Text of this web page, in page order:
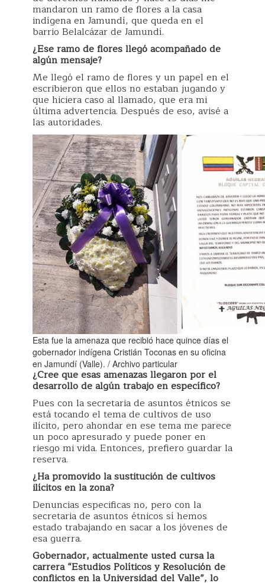
mandaron un ramo de flores a la casa
indígena en Jamundí, que queda en el
barrio Belalcázar de Jamundí.
¿Ese ramo de flores llegó acompañado de
algún mensaje?
Me llegó el ramo de flores y un papel en el
escribieron que ellos no estaban jugando y
que hiciera caso al llamado, que era mi
última advertencia. Después de eso, avisé a
las autoridades.
Esta fue la amenaza que recibió hace quince días el
gobernador indígena Cristián Toconas en su oficina
en Jamundí (Valle). / Archivo particular
¿Cree que esas amenazas llegaron por el
desarrollo de algún trabajo en específico?
Pues con la secretaria de asuntos étnicos se
está tocando el tema de cultivos de uso
ilícito, pero ahondar en ese tema me parece
un poco apresurado y puede poner en
riesgo mi vida. Entonces, prefiero guardar la
reserva.
¿Ha promovido la sustitución de cultivos
ilícitos en la zona?
Denuncias especificas no, pero con la
secretaria de asuntos étnicos sí hemos
estado trabajando en sacar a los jóvenes de
esa guerra.
Gobernador, actualmente usted cursa la
carrera “Estudios Políticos y Resolución de
conflictos en la Universidad del Valle”, lo